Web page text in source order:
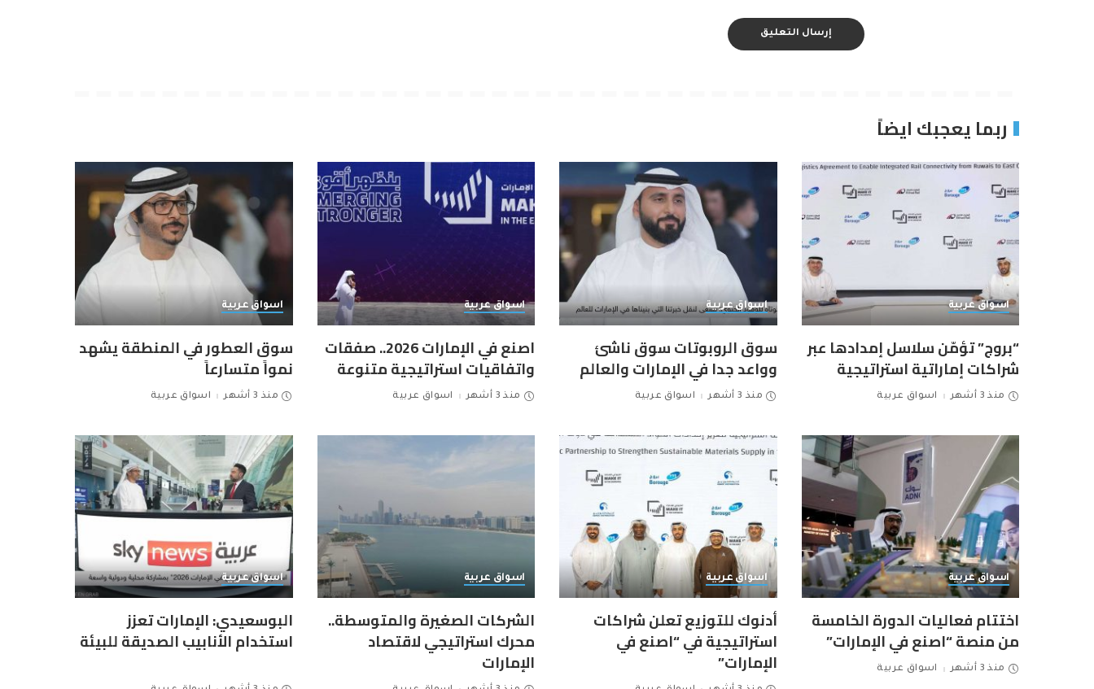
ربما يعجبك ايضاً
اسواق عربية
“بروج” تؤمّن سلاسل إمدادها عبر
شراكات إماراتية استراتيجية
منذ 3 أشهر اسواق عربية
اسواق عربية
سوق الروبوتات سوق ناشئ
وواعد جدا في الإمارات والعالم
منذ 3 أشهر اسواق عربية
اسواق عربية
اصنع في الإمارات 2026.. صفقات
واتفاقيات استراتيجية متنوعة
منذ 3 أشهر اسواق عربية
اسواق عربية
سوق العطور في المنطقة يشهد
نمواً متسارعاً
منذ 3 أشهر اسواق عربية
اسواق عربية
اختتام فعاليات الدورة الخامسة
من منصة “اصنع في الإمارات”
منذ 3 أشهر اسواق عربية
اسواق عربية
أدنوك للتوزيع تعلن شراكات
استراتيجية في “اصنع في
الإمارات”
اسواق عربية
الشركات الصغيرة والمتوسطة..
محرك استراتيجي لاقتصاد
الإمارات
اسواق عربية
البوسعيدي: الإمارات تعزز
استخدام الأنابيب الصديقة للبيئة